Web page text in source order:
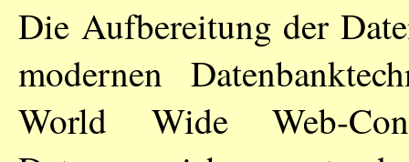
Die Aufbereitung der
modernen
World Wide Web-